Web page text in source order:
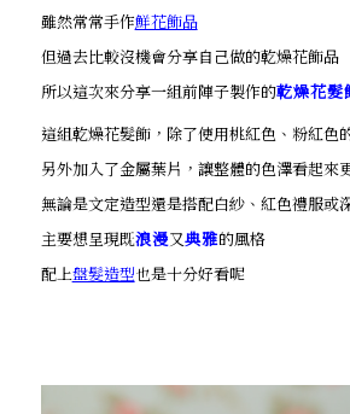
雖然常常手作鮮花飾品
但過去比較沒機會分享自己做的乾燥花飾品
所以這次來分享一組前陣子製作的乾燥花髮
這組乾燥花髮飾，除了使用桃紅色、粉紅色
另外加入了金屬葉片，讓整體的色澤看起來
無論是文定造型還是搭配白紗、紅色禮服或
主要想呈現既浪漫又典雅的風格
配上盤髮造型也是十分好看呢